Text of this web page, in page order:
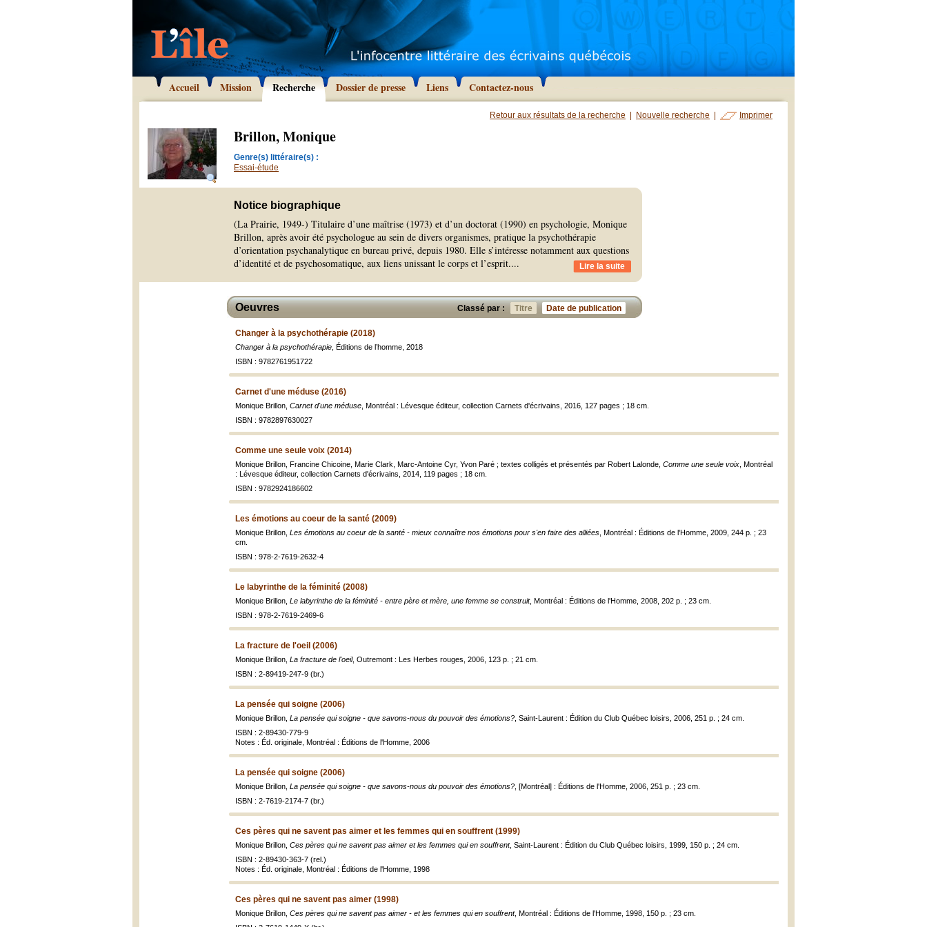
Accueil Mission Recherche Dossier de presse Liens Contactez-nous
Retour aux résultats de la recherche Nouvelle recherche Imprimer
Brillon, Monique
Genre(s) littéraire(s) :
Essai-étude
Notice biographique
(La Prairie, 1949-) Titulaire d’une maîtrise (1973) et d’un doctorat (1990) en psychologie, Monique
Brillon, après avoir été psychologue au sein de divers organismes, pratique la psychothérapie
d’orientation psychanalytique en bureau privé, depuis 1980. Elle s’intéresse notamment aux questions
d’identité et de psychosomatique, aux liens unissant le corps et l’esprit.... Lire la suite
Classé par : Titre Date de publication
Oeuvres
Changer à la psychothérapie (2018)
Changer à la psychothérapie , Éditions de l’homme, 2018
ISBN : 9782761951722
Carnet d'une méduse (2016)
Monique Brillon, Carnet d'une méduse , Montréal : Lévesque éditeur, collection Carnets d'écrivains, 2016, 127 pages ; 18 cm.
ISBN : 9782897630027
Comme une seule voix (2014)
Monique Brillon, Francine Chicoine, Marie Clark, Marc-Antoine Cyr, Yvon Paré ; textes colligés et présentés par Robert Lalonde, Comme une seule voix , Montréal
: Lévesque éditeur, collection Carnets d'écrivains, 2014, 119 pages ; 18 cm.
ISBN : 9782924186602
Les émotions au coeur de la santé (2009)
Monique Brillon, Les émotions au coeur de la santé - mieux connaître nos émotions pour s'en faire des alliées , Montréal : Éditions de l'Homme, 2009, 244 p. ; 23
cm.
ISBN : 978-2-7619-2632-4
Le labyrinthe de la féminité (2008)
Monique Brillon, Le labyrinthe de la féminité - entre père et mère, une femme se construit, Montréal : Éditions de l'Homme, 2008, 202 p. ; 23 cm.
ISBN : 978-2-7619-2469-6
La fracture de l'oeil (2006)
Monique Brillon, La fracture de l'oeil, Outremont : Les Herbes rouges, 2006, 123 p. ; 21 cm.
ISBN : 2-89419-247-9 (br.)
La pensée qui soigne (2006)
Monique Brillon, La pensée qui soigne - que savons-nous du pouvoir des émotions? , Saint-Laurent : Édition du Club Québec loisirs, 2006, 251 p. ; 24 cm.
ISBN : 2-89430-779-9
Notes : Éd. originale, Montréal : Éditions de l'Homme, 2006
La pensée qui soigne (2006)
Monique Brillon, La pensée qui soigne - que savons-nous du pouvoir des émotions? , [Montréal] : Éditions de l'Homme, 2006, 251 p. ; 23 cm.
ISBN : 2-7619-2174-7 (br.)
Ces pères qui ne savent pas aimer et les femmes qui en souffrent (1999)
Monique Brillon, Ces pères qui ne savent pas aimer et les femmes qui en souffrent, Saint-Laurent : Édition du Club Québec loisirs, 1999, 150 p. ; 24 cm.
ISBN : 2-89430-363-7 (rel.)
Notes : Éd. originale, Montréal : Éditions de l'Homme, 1998
Ces pères qui ne savent pas aimer (1998)
Monique Brillon, Ces pères qui ne savent pas aimer - et les femmes qui en souffrent, Montréal : Éditions de l'Homme, 1998, 150 p. ; 23 cm.